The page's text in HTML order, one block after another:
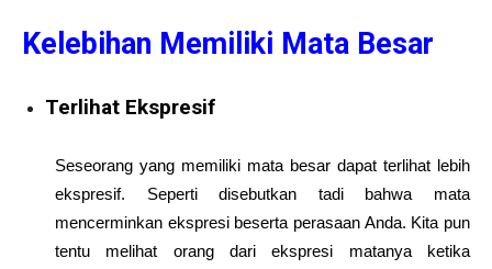
Kelebihan Memiliki Mata Besar
Terlihat Ekspresif
Seseorang yang memiliki mata besar dapat terlihat lebih
ekspresif. Seperti disebutkan tadi bahwa mata
mencerminkan ekspresi beserta perasaan Anda. Kita pun
tentu melihat orang dari ekspresi matanya ketika